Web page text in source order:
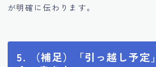
が明確に伝わります。
5. （補足）「引っ越し予定